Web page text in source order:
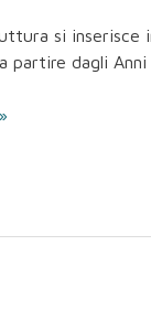
si
partire dagli Anni